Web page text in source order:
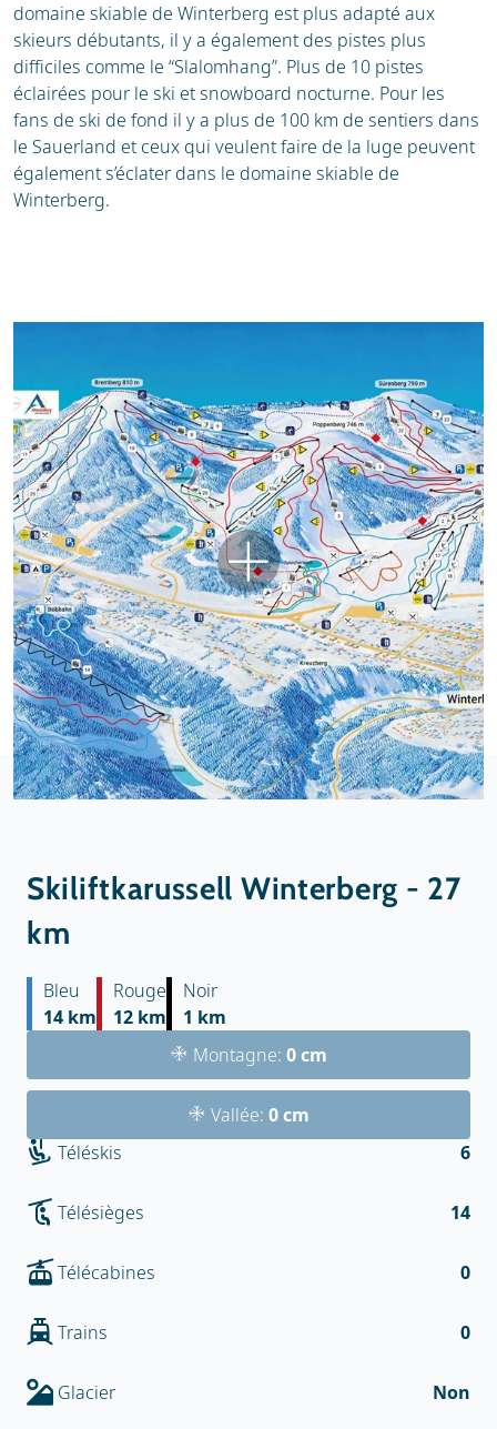
domaine skiable de Winterberg est plus adapté aux
skieurs débutants, il y a également des pistes plus
difficiles comme le “Slalomhang”. Plus de 10 pistes
éclairées pour le ski et snowboard nocturne. Pour les
fans de ski de fond il y a plus de 100 km de sentiers dans
le Sauerland et ceux qui veulent faire de la luge peuvent
également s’éclater dans le domaine skiable de
Winterberg.
Skiliftkarussell Winterberg - 27
km
Bleu
14 km
Rouge
12 km
Noir
1 km
Montagne: 0 cm
Vallée: 0 cm
Téléskis
6
Télésièges 14
Télécabines 0
Trains 0
Glacier Non